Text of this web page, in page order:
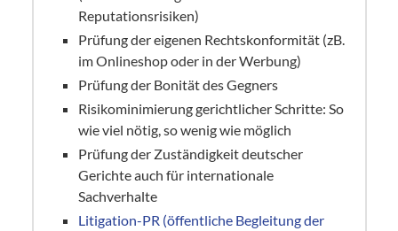
Reputationsrisiken)
Prüfung der eigenen Rechtskonformität (zB.
im Onlineshop oder in der Werbung)
Prüfung der Bonität des Gegners
Risikominimierung gerichtlicher Schritte: So
wie viel nötig, so wenig wie möglich
Prüfung der Zuständigkeit deutscher
Gerichte auch für internationale
Sachverhalte
Litigation-PR (öffentliche Begleitung der